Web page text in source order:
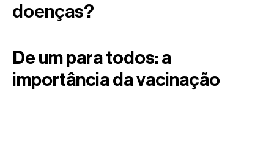
doenças?
De um para todos: a
importância da vacinação